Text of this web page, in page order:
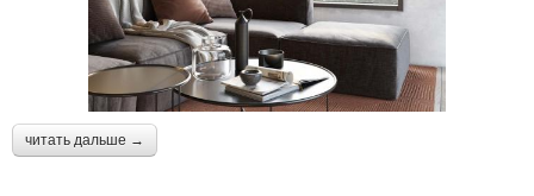
читать дальше →